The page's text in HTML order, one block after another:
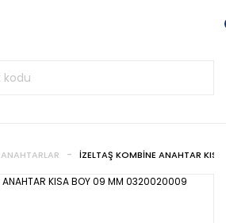
ANAHTARLAR İZELTAŞ KOMBİNE ANAHTAR